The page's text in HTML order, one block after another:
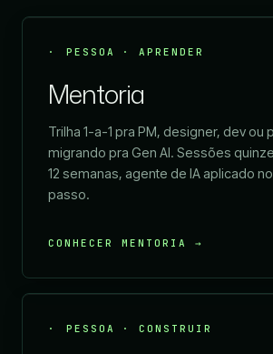
PESSOA · APRENDER
Mentoria
Trilha 1-a-1 pra PM, designer, dev ou
migrando pra Gen AI. Sessões
12 semanas, agente de IA aplicado
passo.
CONHECER MENTORIA →
PESSOA · CONSTRUIR